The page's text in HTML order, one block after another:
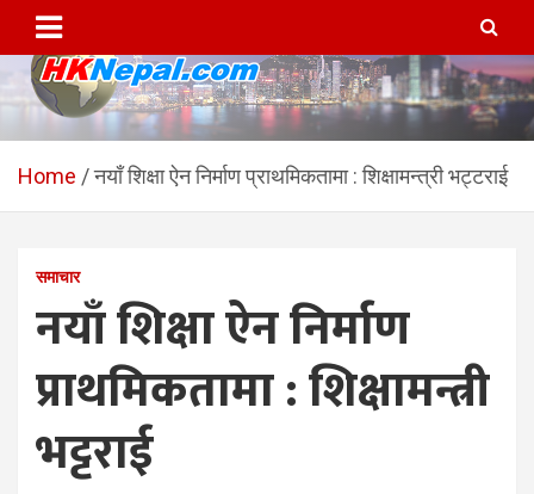
content
HKNepal.com – हङकङबाट
सञ्चालित पहिलो नेपाली अनलाईन
hknepal, hknepal.com, hk nepal, hk nepal com
Home नयाँ शिक्षा ऐन निर्माण प्राथमिकतामा : शिक्षामन्त्री भट्टराई
समाचार
नयाँ शिक्षा ऐन निर्माण
प्राथमिकतामा : शिक्षामन्त्री
भट्टराई